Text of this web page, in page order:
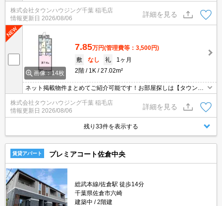
ウジング】にお任せください！※オンライン内見・現地待ち合わせ
は事前にご相談ください。
株式会社タウンハウジング千葉 稲毛店
情報更新日 2026/08/06
詳細を見る
画像：14枚
7.85万円(管理費等：3,500円)
敷
なし 礼
1ヶ月
2階
1K 27.02m²
ネット掲載物件まとめてご紹介可能です！お部屋探しは【タウンハ
ウジング】にお任せください！※オンライン内見・現地待ち合わせ
は事前にご相談ください。
株式会社タウンハウジング千葉 稲毛店
情報更新日 2026/08/06
詳細を見る
残り33件を表示する
賃貸アパート プレミアコート佐倉中央
総武本線/佐倉駅 徒歩14分
千葉県佐倉市六崎
建築中
2階建